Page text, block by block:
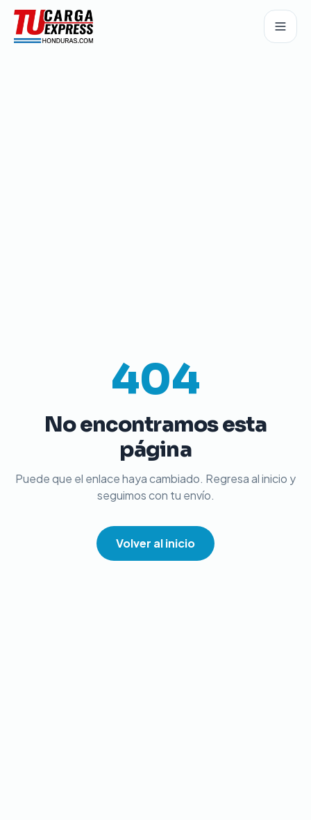
404
No encontramos esta
página
Puede que el enlace haya cambiado. Regresa al inicio y
seguimos con tu envío.
Volver al inicio